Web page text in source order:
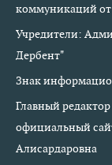
коммуникаций от
Учредители:
Дербент"
Знак
Главный
официальный
Алисардаровна